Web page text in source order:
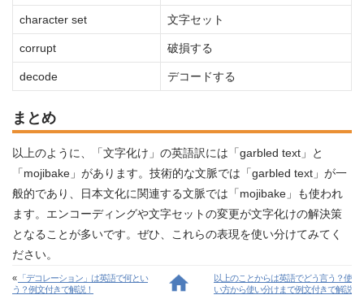
character set 文字セット
corrupt 破損する
decode デコードする
まとめ
以上のように、「文字化け」の英語訳には「garbled text」と
「mojibake」があります。技術的な文脈では「garbled text」が一
般的であり、日本文化に関連する文脈では「mojibake」も使われ
ます。エンコーディングや文字セットの変更が文字化けの解決策
となることが多いです。ぜひ、これらの表現を使い分けてみてく
ださい。
« 「デコレーション」は英語で何とい
う？例文付きで解説！
以上のことからは英語でどう言う？使
い方から使い分けまで例文付きで解説